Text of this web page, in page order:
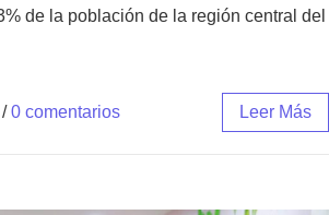
de la población de la región central del
/ 0 comentarios Leer Más